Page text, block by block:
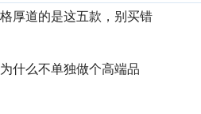
厚道的是这五款，别买错
什么不单独做个高端品